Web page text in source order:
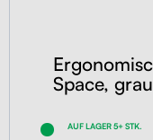
Space, grau
AUF LAGER 5+ STK.